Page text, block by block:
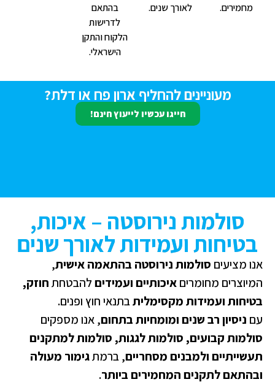
מחמירים.
לאורך שנים.
בהתאם
לדרישות
הלקוח והתקן
הישראלי.
מעוניינים להחליף ארון פח או דלת?
חייגו עכשיו לייעוץ חינם!
סולמות נירוסטה – איכות,
בטיחות ועמידות לאורך שנים
מציעיםסולמות נירוסטה בהתאמה אישית,
מחומריםאיכותיים ועמידיםלהבטחתחוזק,
ועמידות מקסימליתבתנאי חוץ ופנים.
ניסיון רב שנים ומומחיות בתחום, אנו מספקים
קבועים, סולמות לגגות, סולמות למתקנים
ולמבנים מסחריים, ברמתגימור מעולה
לתקנים המחמירים ביותר.